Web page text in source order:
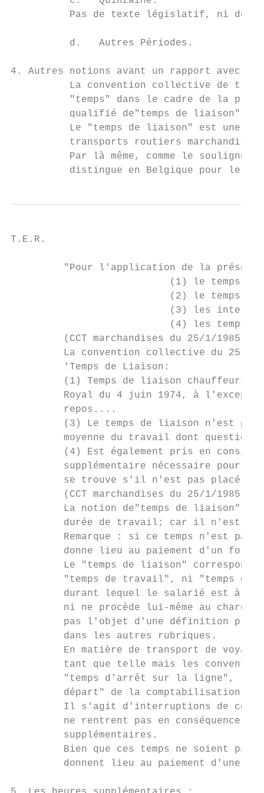
Pas de texte législatif, ni de
          d.   Autres Périodes.
4. Autres notions avant un rapport avec
La convention collective de
"temps" dans le cadre de la
          qualifié de"temps de liaison".
Le "temps de liaison" est une
transports routiers marchandises
Par là même, comme le souligne
distingue en Belgique pour le
T.E.R.
"Pour l'application de la
(1) le temps de
(2) le temps de
(3) les
(4) les temps
(CCT marchandises du 25/1/1985
La convention collective du 25
         'Temps de Liaison:
(1) Temps de liaison chauffeurs:
Royal du 4 juin 1974, à
         repos....
(3) Le temps de liaison n'est
moyenne du travail dont question
(4) Est également pris en
supplémentaire nécessaire pour
se trouve s'il n'est pas placé à
(CCT marchandises du 25/1/1985
La notion de"temps de liaison"
durée de travail; car il n'est
Remarque : si ce temps n'est pas
donne lieu au paiement d'un
Le "temps de liaison" correspond
"temps de travail", ni "temps de
durant lequel le salarié est à
ni ne procède lui-même au
pas l'objet d'une définition
         dans les autres rubriques.
En matière de transport de
tant que telle mais les
"temps d'arrêt sur la ligne",
départ" de la comptabilisation du
Il s'agit d'interruptions de
ne rentrent pas en conséquence
         supplémentaires.
Bien que ces temps ne soient pas
donnent lieu au paiement d'une